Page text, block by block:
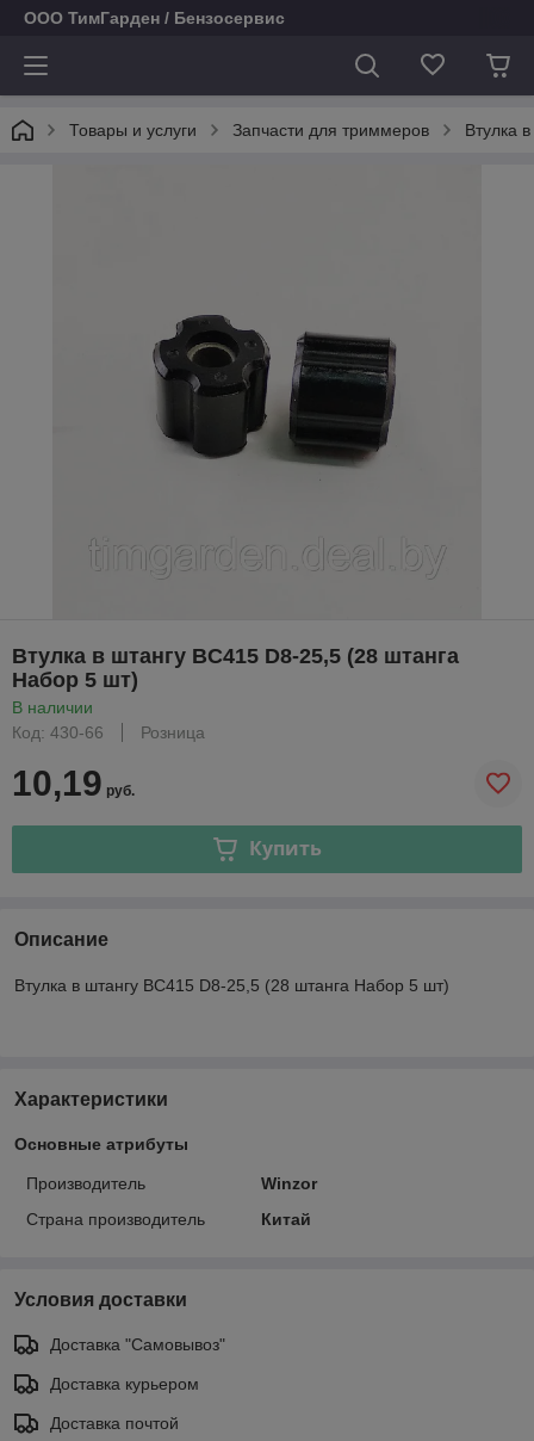
ООО ТимГарден / Бензосервис
Товары и услуги Запчасти для триммеров Втулка
Втулка в штангу BC415 D8-25,5 (28 штанга
Набор 5 шт)
В наличии
Код: 430-66
Розница
10,19 руб.
Купить
Описание
Втулка в штангу BC415 D8-25,5 (28 штанга Набор 5 шт)
Характеристики
Основные атрибуты
Производитель
Winzor
Страна производитель
Китай
Условия доставки
Доставка "Самовывоз"
Доставка курьером
Доставка почтой